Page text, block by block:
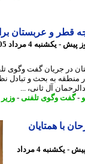
و عربستان
جریان گفت وگوی
به بحث و تبادل نظر
آل ثانی، ...
وگوی تلفنی-وزیر -
همتایان
12 روز پیش - یکشنبه 4 مرداد